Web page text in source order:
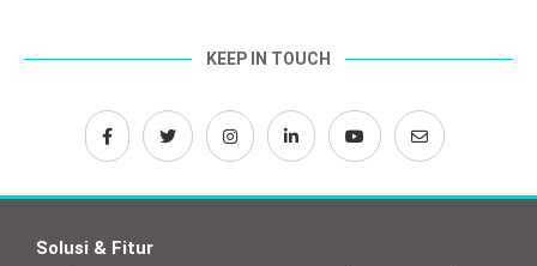
KEEP IN TOUCH
Solusi & Fitur